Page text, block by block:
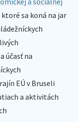
ktoré sa koná na jar
účasť na
EÚ v Bruseli
a aktivitách